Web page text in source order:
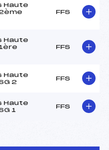
Haute
FFS
Haute
FFS
Haute
2
FFS
Haute
1
FFS